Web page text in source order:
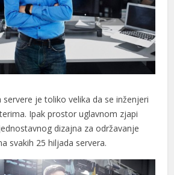
je toliko velika da se inženjeri
Ipak prostor uglavnom zjapi
dizajna za održavanje
svakih 25 hiljada servera.